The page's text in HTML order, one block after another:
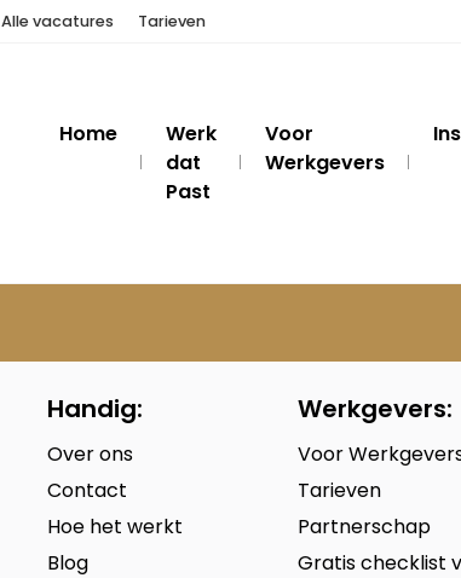
Alle vacatures Tarieven
Home
Werk
dat
Past
Voor
Werkgevers
Handig:
Over ons
Contact
Hoe het werkt
Blog
Werkgevers:
Voor
Tarieven
Partnerschap
Gratis checklist